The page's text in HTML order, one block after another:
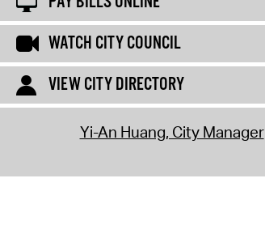
WATCH CITY COUNCIL
VIEW CITY DIRECTORY
Yi-An Huang, City Manager